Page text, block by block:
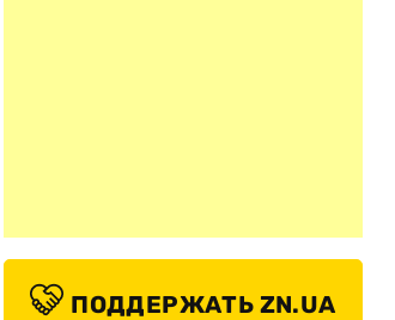
ПОДДЕРЖАТЬ ZN.UA